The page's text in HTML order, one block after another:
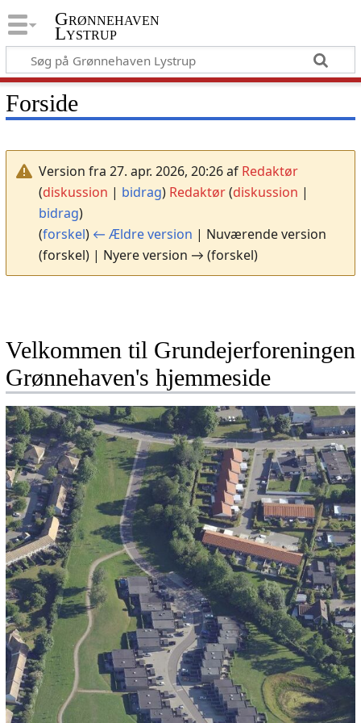
Grønnehaven
Lystrup
Forside
Version fra 27. apr. 2026, 20:26 af Redaktør
(diskussion | bidrag) Redaktør(diskussion |
bidrag)
(forskel) ← Ældre version | Nuværende version
(forskel) | Nyere version → (forskel)
Velkommen til Grundejerforeningen
Grønnehaven's hjemmeside